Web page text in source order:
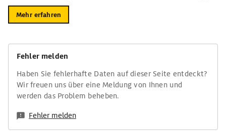
Mehr erfahren
Fehler melden
Haben Sie fehlerhafte Daten auf dieser Seite entdeckt?
Wir freuen uns über eine Meldung von Ihnen und
werden das Problem beheben.
Fehler melden